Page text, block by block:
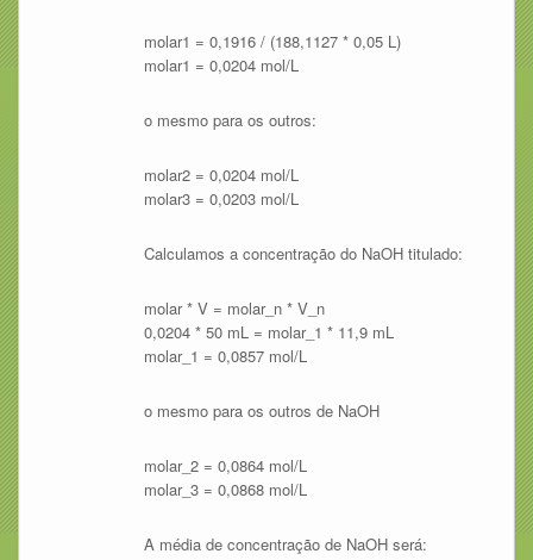
molar1 = 0,1916 / (188,1127 * 0,05 L)
molar1 = 0,0204 mol/L
o mesmo para os outros:
molar2 = 0,0204 mol/L
molar3 = 0,0203 mol/L
Calculamos a concentração do NaOH titulado:
molar * V = molar_n * V_n
0,0204 * 50 mL = molar_1 * 11,9 mL
molar_1 = 0,0857 mol/L
o mesmo para os outros de NaOH
molar_2 = 0,0864 mol/L
molar_3 = 0,0868 mol/L
A média de concentração de NaOH será: